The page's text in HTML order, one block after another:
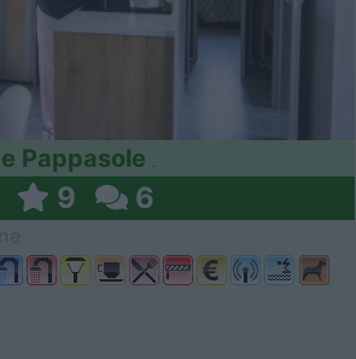
Pappasole
9 6